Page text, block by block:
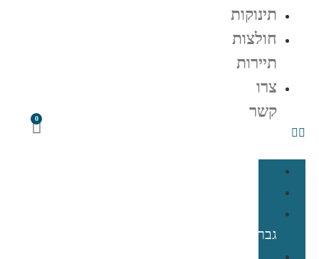
תינוקות
חולצות
תיירות
צרו
קשר
גברים